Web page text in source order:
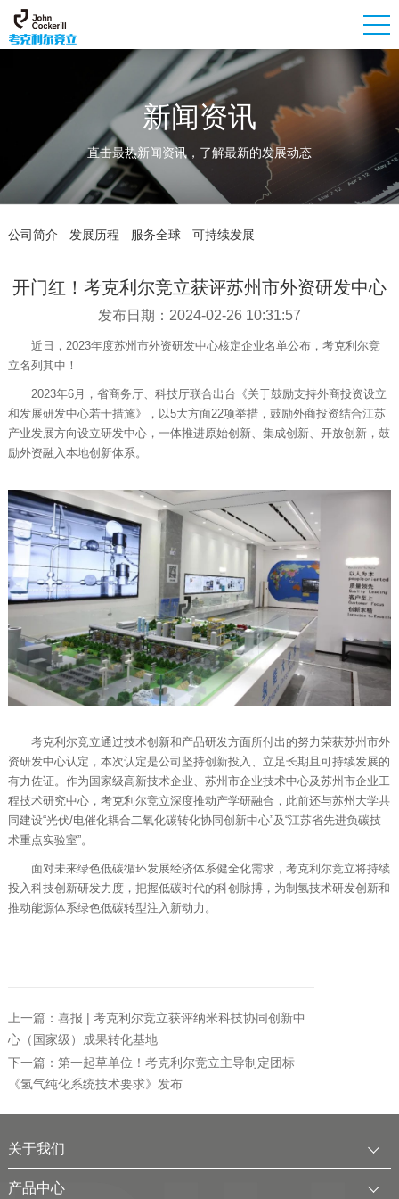
新闻资讯
直击最热新闻资讯，了解最新的发展动态
公司简介 发展历程 服务全球 可持续发展
开门红！考克利尔竞立获评苏州市外资研发中心
发布日期：2024-02-26 10:31:57
近日，2023年度苏州市外资研发中心核定企业名单公布，考克利尔竞
立名列其中！
2023年6月，省商务厅、科技厅联合出台《关于鼓励支持外商投资设立
和发展研发中心若干措施》，以5大方面22项举措，鼓励外商投资结合江苏
产业发展方向设立研发中心，一体推进原始创新、集成创新、开放创新，鼓
励外资融入本地创新体系。
考克利尔竞立通过技术创新和产品研发方面所付出的努力荣获苏州市外
资研发中心认定，本次认定是公司坚持创新投入、立足长期且可持续发展的
有力佐证。作为国家级高新技术企业、苏州市企业技术中心及苏州市企业工
程技术研究中心，考克利尔竞立深度推动产学研融合，此前还与苏州大学共
同建设“光伏/电催化耦合二氧化碳转化协同创新中心”及“江苏省先进负碳技
术重点实验室”。
面对未来绿色低碳循环发展经济体系健全化需求，考克利尔竞立将持续
投入科技创新研发力度，把握低碳时代的科创脉搏，为制氢技术研发创新和
推动能源体系绿色低碳转型注入新动力。
上一篇：喜报 | 考克利尔竞立获评纳米科技协同创新中
心（国家级）成果转化基地
下一篇：第一起草单位！考克利尔竞立主导制定团标
《氢气纯化系统技术要求》发布
关于我们
公司简介
产品中心